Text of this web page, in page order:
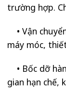
trường hợp.
• Vận
máy móc,
• Bốc dỡ
gian hạn chế,